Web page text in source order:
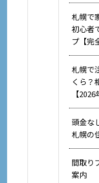
札幌で
初心者
プ【完
札幌で
くら？
【2026
頭金な
札幌の
間取り
案内